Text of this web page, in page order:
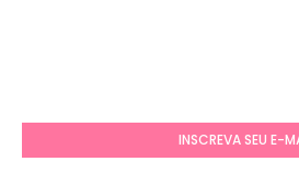
INSCREVA SEU E-